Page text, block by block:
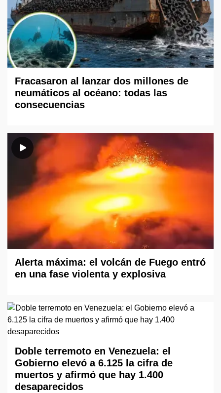
Fracasaron al lanzar dos millones de
neumáticos al océano: todas las
consecuencias
Alerta máxima: el volcán de Fuego entró
en una fase violenta y explosiva
Doble terremoto en Venezuela: el
Gobierno elevó a 6.125 la cifra de
muertos y afirmó que hay 1.400
desaparecidos